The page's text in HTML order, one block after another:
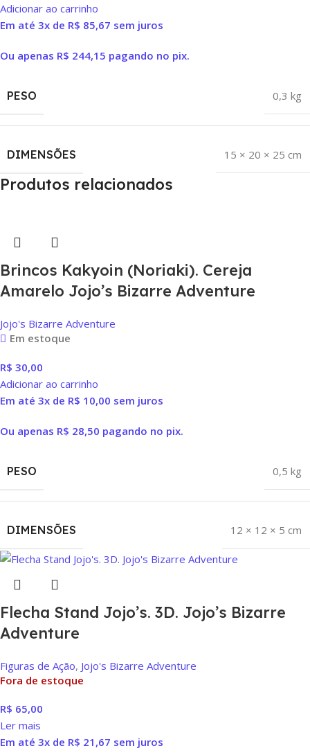
Adicionar ao carrinho
Em até 3x de R$ 85,67 sem juros
Ou apenas R$ 244,15 pagando no pix.
PESO 0,3 kg
DIMENSÕES 15 × 20 × 25 cm
Produtos relacionados
Brincos Kakyoin (Noriaki). Cereja
Amarelo Jojo’s Bizarre Adventure
Jojo's Bizarre Adventure
Em estoque
R$ 30,00
Adicionar ao carrinho
Em até 3x de R$ 10,00 sem juros
Ou apenas R$ 28,50 pagando no pix.
PESO 0,5 kg
DIMENSÕES 12 × 12 × 5 cm
Flecha Stand Jojo’s. 3D. Jojo’s Bizarre
Adventure
Figuras de Ação, Jojo's Bizarre Adventure
Fora de estoque
R$ 65,00
Ler mais
Em até 3x de R$ 21,67 sem juros